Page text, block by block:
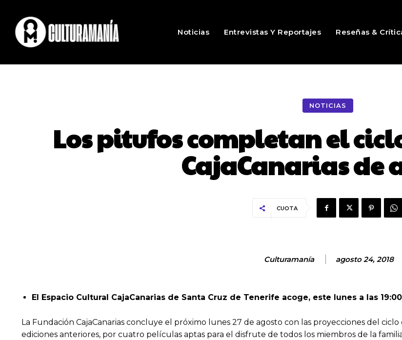
Noticias Entrevistas Y Reportajes Reseñas &
NOTICIAS
Los pitufos completan el
CajaCanarias de
CUOTA
Culturamanía agosto 24, 2018
El Espacio Cultural CajaCanarias de Santa Cruz de Tenerife acoge, este lunes a las
La Fundación CajaCanarias concluye el próximo lunes 27 de agosto con las proyecciones del
ediciones anteriores, por cuatro películas aptas para el disfrute de todos los miembros de la